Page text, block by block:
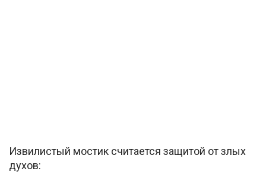
Извилистый мостик считается защитой от злых
духов: